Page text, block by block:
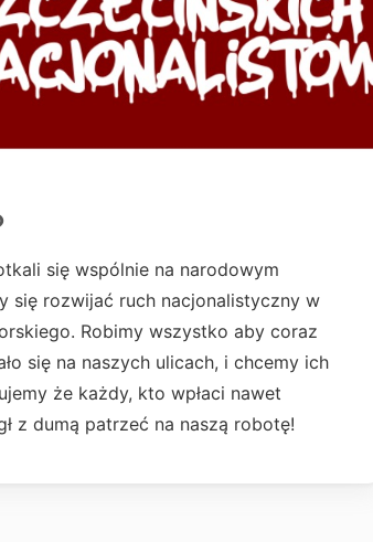
się wspólnie na narodowym
się rozwijać ruch nacjonalistyczny w
Robimy wszystko aby coraz
się na naszych ulicach, i chcemy ich
że każdy, kto wpłaci nawet
z dumą patrzeć na naszą robotę!